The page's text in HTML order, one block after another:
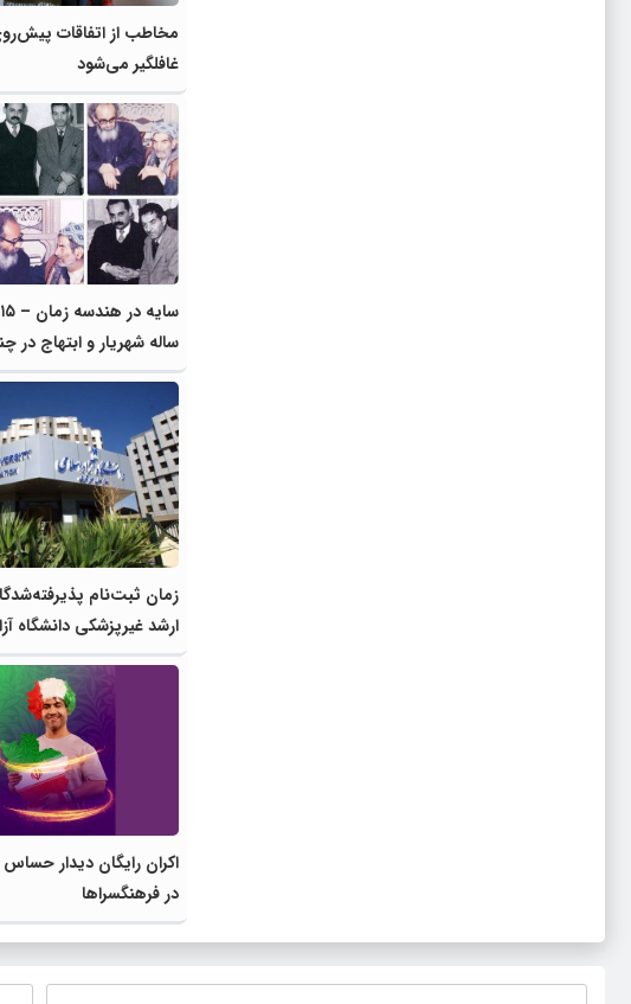
مخاطب از اتفاقات
غافلگیر می‌شود
ساله شهریار و ابتهاج در
زمان ثبت‌نام
ارشد غیرپزشکی دانشگاه
اکران رایگان دیدار حساس
در فرهنگسراها